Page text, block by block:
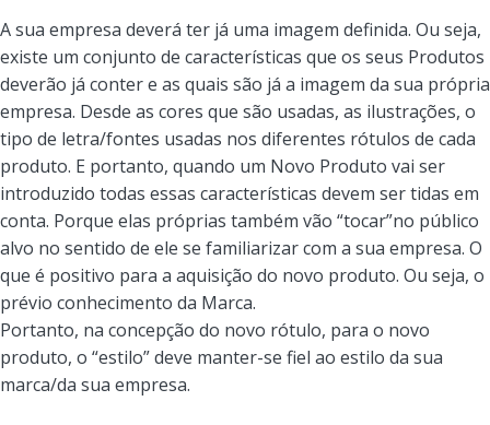
A sua empresa deverá ter já uma imagem definida. Ou seja,
existe um conjunto de características que os seus Produtos
deverão já conter e as quais são já a imagem da sua própria
empresa. Desde as cores que são usadas, as ilustrações, o
tipo de letra/fontes usadas nos diferentes rótulos de cada
produto. E portanto, quando um Novo Produto vai ser
introduzido todas essas características devem ser tidas em
conta. Porque elas próprias também vão “tocar”no público
alvo no sentido de ele se familiarizar com a sua empresa. O
que é positivo para a aquisição do novo produto. Ou seja, o
prévio conhecimento da Marca.
Portanto, na concepção do novo rótulo, para o novo
produto, o “estilo” deve manter-se fiel ao estilo da sua
marca/da sua empresa.